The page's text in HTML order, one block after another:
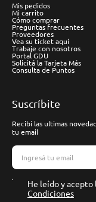
Mis pedidos
Mi carrito
Cómo comprar
Preguntas frecuentes
Proveedores
Vea su ticket aquí
Trabaje con nosotros
Portal GDU
Solicitá la Tarjeta Más
Consulta de Puntos
Suscríbite
Recibí las ultimas
tu email
He leído y acepto
Condiciones